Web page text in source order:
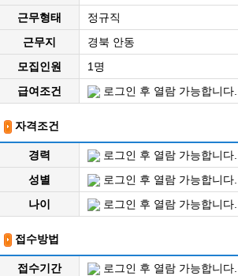
근무형태
정규직
근무지
경북 안동
모집인원
1명
급여조건
로그인 후 열람 가능합니다.
자격조건
경력
로그인 후 열람 가능합니다.
성별
로그인 후 열람 가능합니다.
나이
로그인 후 열람 가능합니다.
접수방법
접수기간 로그인 후 열람 가능합니다.